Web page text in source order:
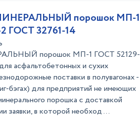
порошок МП-1
ГОСТ 32761-14
порошок МП-1 ГОСТ 52129-
асфальтобетонных и сухих
поставки в полувагонах -
бэгах) для предприятий не имеющих
порошка с доставкой
заявки, в которой необход ...